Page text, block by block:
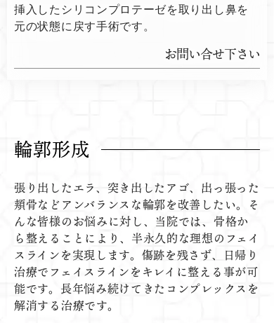
挿入したシリコンプロテーゼを取り出し鼻を
元の状態に戻す手術です。
お問い合せ下さい
輪郭形成
張り出したエラ、突き出したアゴ、出っ張った
頬骨などアンバランスな輪郭を改善したい。そ
んな皆様のお悩みに対し、当院では、骨格か
ら整えることにより、半永久的な理想のフェイ
スラインを実現します。傷跡を残さず、日帰り
治療でフェイスラインをキレイに整える事が可
能です。長年悩み続けてきたコンプレックスを
解消する治療です。